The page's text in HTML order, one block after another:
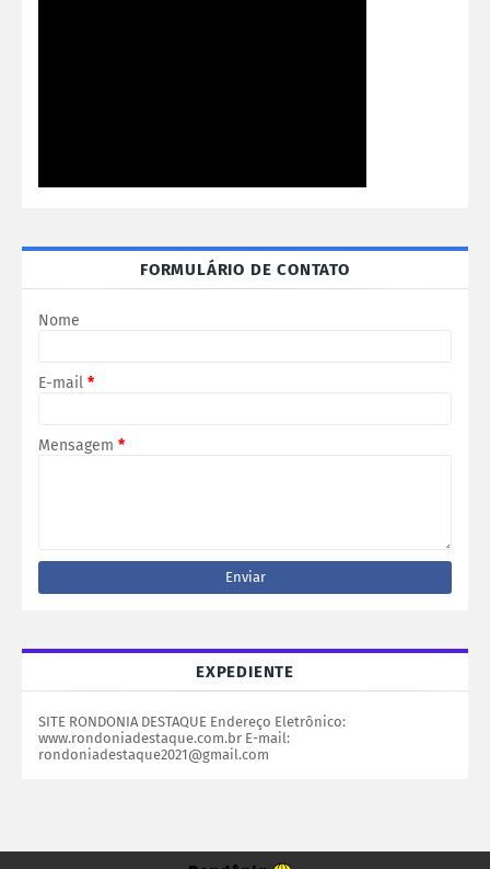
FORMULÁRIO DE CONTATO
Nome
E-mail *
Mensagem *
EXPEDIENTE
SITE RONDONIA DESTAQUE Endereço Eletrônico:
www.rondoniadestaque.com.br E-mail:
rondoniadestaque2021@gmail.com